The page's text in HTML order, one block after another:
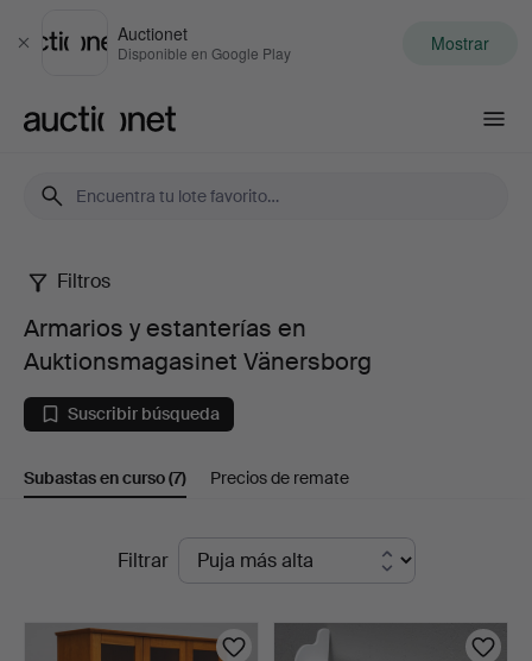
Cerrar
Auctionet
Disponible en Google Play Mostrar
Armarios
estanterías
en
Vänersborg
Filtros
Armarios y estanterías en
Auktionsmagasinet Vänersborg
Suscribir búsqueda
Subastas en curso(7) Precios de remate
Subastas
curso
Filtrar